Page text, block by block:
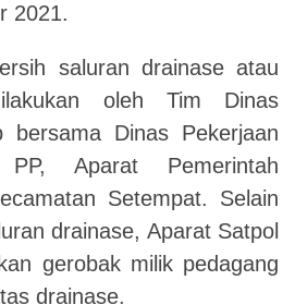
2021.
saluran drainase atau
oleh Tim Dinas
bersama Dinas Pekerjaan
Aparat Pemerintah
Setempat. Selain
drainase, Aparat Satpol
gerobak milik pedagang
drainase.